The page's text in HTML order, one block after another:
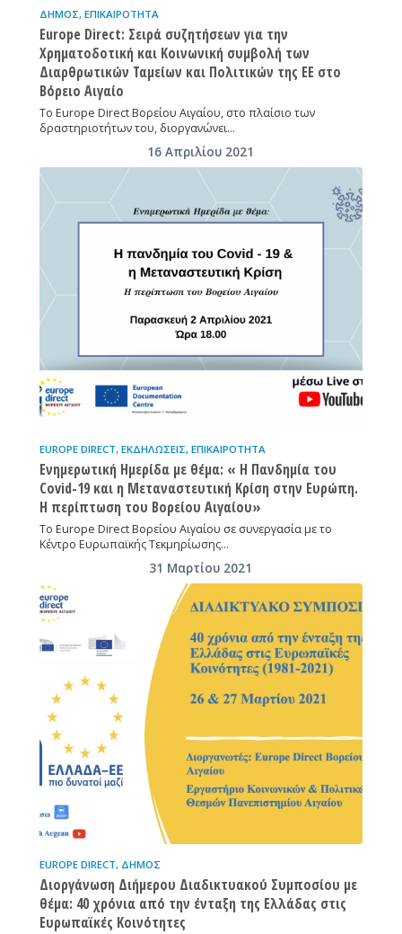
ΔΉΜΟΣ, ΕΠΙΚΑΙΡΌΤΗΤΑ
Europe Direct: Σειρά συζητήσεων για την
Χρηματοδοτική και Κοινωνική συμβολή των
Διαρθρωτικών Ταμείων και Πολιτικών της ΕΕ στο
Βόρειο Αιγαίο
Το Europe Direct Βορείου Αιγαίου, στο πλαίσιο των
δραστηριοτήτων του, διοργανώνει…
16 Απριλίου 2021
EUROPE DIRECT, ΕΚΔΗΛΏΣΕΙΣ, ΕΠΙΚΑΙΡΌΤΗΤΑ
Ενημερωτική Ημερίδα με θέμα: « Η Πανδημία του
Covid-19 και η Mεταναστευτική Kρίση στην Ευρώπη.
Η περίπτωση του Βορείου Αιγαίου»
Τo Europe Direct Bορείου Αιγαίου σε συνεργασία με το
Κέντρο Ευρωπαϊκής Τεκμηρίωσης…
31 Μαρτίου 2021
EUROPE DIRECT, ΔΉΜΟΣ
Διοργάνωση Διήμερου Διαδικτυακού Συμποσίου με
θέμα: 40 χρόνια από την ένταξη της Ελλάδας στις
Ευρωπαϊκές Κοινότητες